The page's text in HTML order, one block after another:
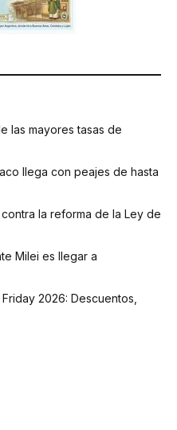
las mayores tasas de
llega con peajes de hasta
la reforma de la Ley de
Milei es llegar a
2026: Descuentos,